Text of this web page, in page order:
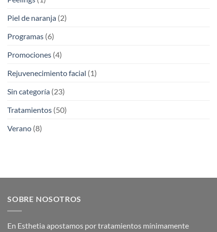
Piel de naranja (2)
Programas (6)
Promociones (4)
Rejuvenecimiento facial (1)
Sin categoría (23)
Tratamientos (50)
Verano (8)
SOBRE NOSOTROS
En Esthetia apostamos por tratamientos mínimamente